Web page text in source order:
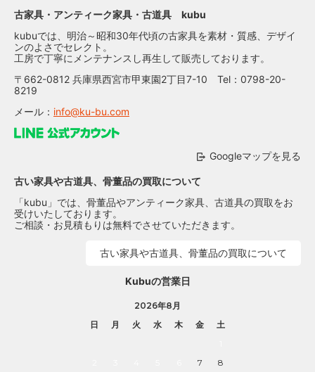
古家具・アンティーク家具・古道具 kubu
kubuでは、明治～昭和30年代頃の古家具を素材・質感、デザイ
ンのよさでセレクト。
工房で丁寧にメンテナンスし再生して販売しております。
〒662-0812 兵庫県西宮市甲東園2丁目7-10 Tel：0798-20-
8219
メール： info@ku-bu.com
Googleマップを見る
古い家具や古道具、骨董品の買取について
「kubu」では、骨董品やアンティーク家具、古道具の買取をお
受けいたしております。
ご相談・お見積もりは無料でさせていただきます。
古い家具や古道具、骨董品の買取について
Kubuの営業日
2026年8月
日
月 火 水 木 金
土
7
8